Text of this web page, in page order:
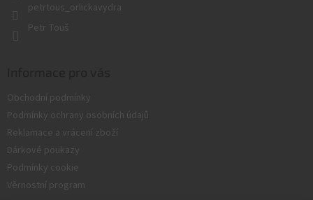
petrtous_orlickavydra
Petr Touš
Obchodní podmínky
Podmínky ochrany osobních údajů
Reklamace a vrácení zboží
Dárkové poukazy
Podmínky cookie
Věrnostní program